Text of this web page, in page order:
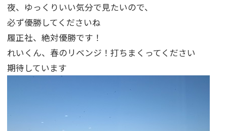
夜、ゆっくりいい気分で見たいので、
必ず優勝してくださいね
履正社、絶対優勝です！
れいくん、春のリベンジ！打ちまくってください
期待しています